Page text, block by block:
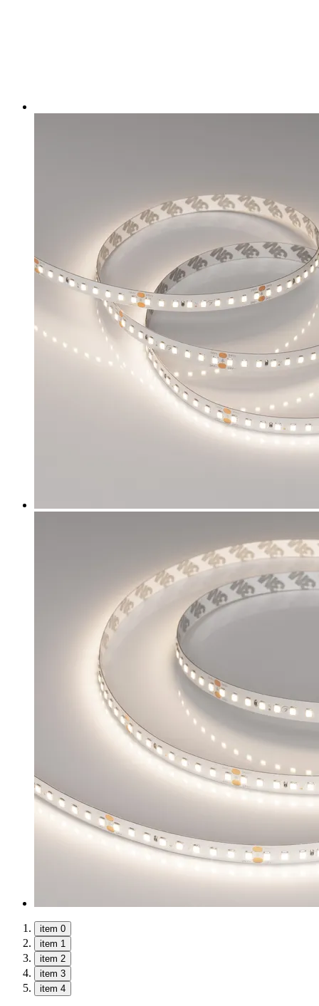
item 0
item 1
item 2
item 3
item 4